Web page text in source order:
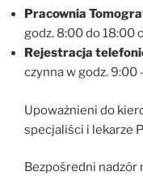
Pracownia
godz. 8:00 do 18:00
Rejestracja
czynna w godz. 9:00
Upoważnieni do
specjaliści i lekarze
Bezpośredni nadzór